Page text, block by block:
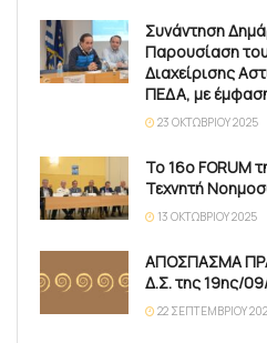
Συνάντηση
Παρουσίαση
Διαχείρισης
ΠΕΔΑ, με
23 ΟΚΤΩΒΡΊΟΥ 2025
Το 16ο FORUM
Τεχνητή
13 ΟΚΤΩΒΡΊΟΥ 2025
ΑΠΟΣΠΑΣΜΑ
Δ.Σ. της 19ης/
22 ΣΕΠΤΕΜΒΡΊΟΥ